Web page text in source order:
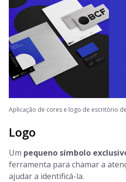
Aplicação de cores e logo de escritório
Logo
Um pequeno símbolo
ferramenta para chamar a
ajudar a identificá-la.